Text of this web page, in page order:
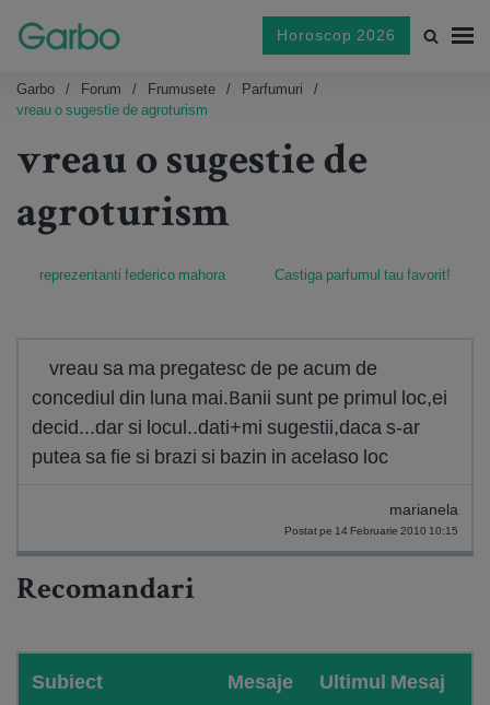
Horoscop 2026
Garbo Forum Frumusete
Parfumuri
vreau o sugestie de agroturism
vreau o sugestie de
agroturism
reprezentanti federico mahora Castiga parfumul tau favorit!
vreau sa ma pregatesc de pe acum de
concediul din luna mai.Banii sunt pe primul loc,ei
decid...dar si locul..dati+mi sugestii,daca s-ar
putea sa fie si brazi si bazin in acelaso loc
marianela
Postat pe 14 Februarie 2010 10:15
Recomandari
Subiect Mesaje Ultimul Mesaj